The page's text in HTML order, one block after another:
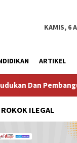
KAMIS, 6
ARTIKEL
Keluarga
ILEGAL